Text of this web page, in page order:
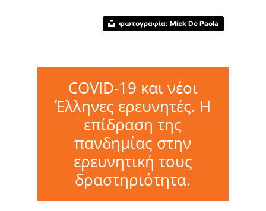
φωτογραφία: Mick De Paola
COVID-19 και νέοι
Έλληνες ερευνητές. Η
επίδραση της
πανδημίας στην
ερευνητική τους
δραστηριότητα.